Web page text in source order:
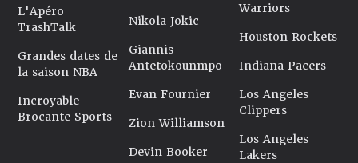
L'Apéro
TrashTalk
Grandes dates de
la saison NBA
Incroyable
Brocante Sports
Nikola Jokic
Giannis
Antetokounmpo
Evan Fournier
Zion Williamson
Devin Booker
Warriors
Houston Rockets
Indiana Pacers
Los Angeles
Clippers
Los Angeles
Lakers